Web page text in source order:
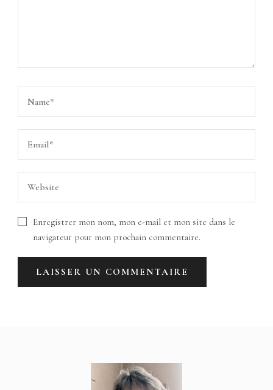
Enregistrer mon nom, mon e-mail et mon site dans le
navigateur pour mon prochain commentaire.